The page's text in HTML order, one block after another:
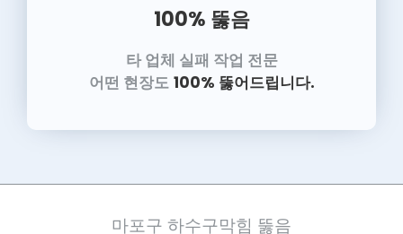
100% 뚫음
타 업체 실패 작업 전문
어떤 현장도 100% 뚫어드립니다.
마포구 하수구막힘 뚫음